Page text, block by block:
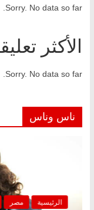
Sorry. No data so far.
الأكثر
Sorry. No data so far.
ناس وناس
الرئيسية